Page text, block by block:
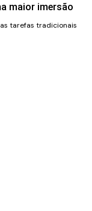
maior imersão
tarefas tradicionais